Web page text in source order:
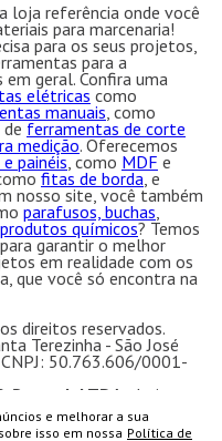
e melhorar a sua
isso em nossa Política de
COMPRAR
loja referência onde você
para marcenaria!
para os seus projetos,
para a
geral. Confira uma
elétricas como
manuais, como
ferramentas de corte
medição. Oferecemos
painéis, como MDF e
fitas de borda, e
nosso site, você também
parafusos, buchas,
produtos químicos? Temos
para garantir o melhor
em realidade com os
que você só encontra na
direitos reservados.
Terezinha - São José
50.763.606/0001-
Ramuth LTDA - Loja
acessórios e